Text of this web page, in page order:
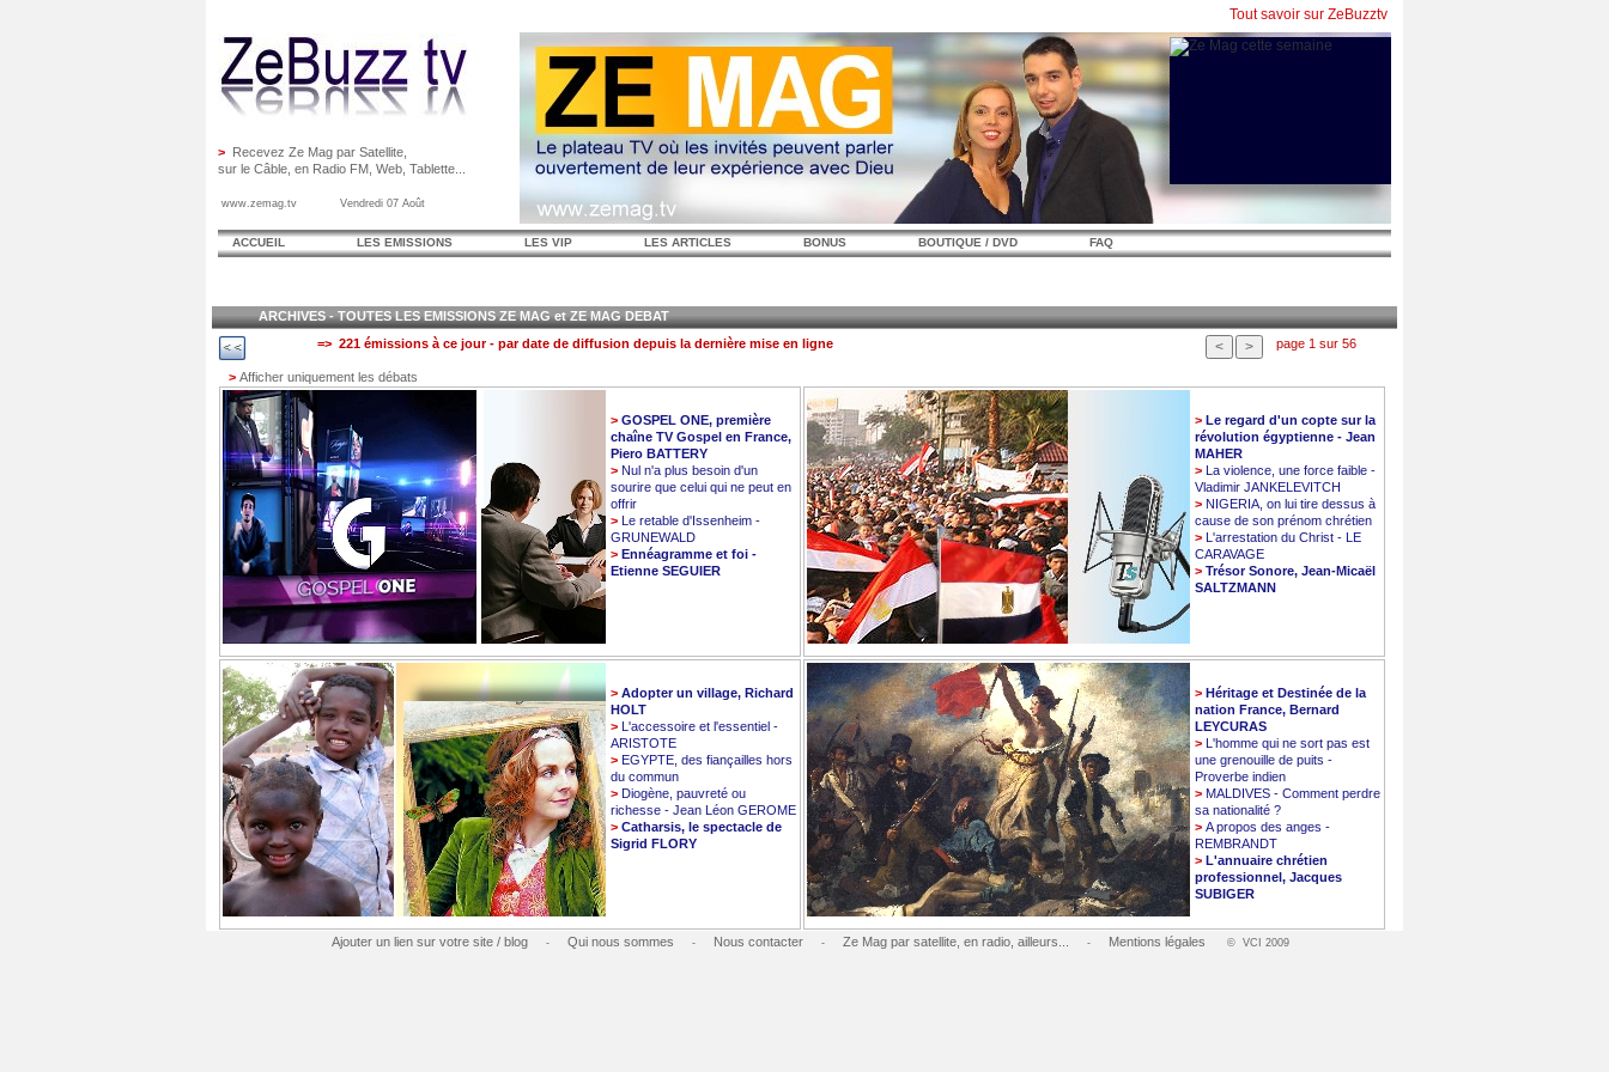
> Recevez Ze Mag par Satellite,
sur le Câble, en Radio FM, Web, Tablette...
www.zemag.tv Vendredi 07 Août
Tout savoir sur ZeBuzztv
ACCUEIL LES EMISSIONS LES VIP LES ARTICLES BONUS BOUTIQUE / DVD FAQ
ARCHIVES - TOUTES LES EMISSIONS ZE MAG et ZE MAG DEBAT
=> 221 émissions à ce jour - par date de diffusion depuis la dernière mise en ligne
page 1 sur 56
> Afficher uniquement les débats
> GOSPEL ONE, première
chaîne TV Gospel en France,
Piero BATTERY
> Nul n'a plus besoin d'un
sourire que celui qui ne peut en
offrir
> Le retable d'Issenheim -
GRUNEWALD
> Ennéagramme et foi -
Etienne SEGUIER
> Le regard d'un copte sur la
révolution égyptienne - Jean
MAHER
> La violence, une force faible -
Vladimir JANKELEVITCH
> NIGERIA, on lui tire dessus à
cause de son prénom chrétien
> L'arrestation du Christ - LE
CARAVAGE
> Trésor Sonore, Jean-Micaël
SALTZMANN
> Adopter un village, Richard
HOLT
> L'accessoire et l'essentiel -
ARISTOTE
> EGYPTE, des fiançailles hors
du commun
> Diogène, pauvreté ou
richesse - Jean Léon GEROME
> Catharsis, le spectacle de
Sigrid FLORY
> Héritage et Destinée de la
nation France, Bernard
LEYCURAS
> L'homme qui ne sort pas est
une grenouille de puits -
Proverbe indien
> MALDIVES - Comment perdre
sa nationalité ?
> A propos des anges -
REMBRANDT
> L'annuaire chrétien
professionnel, Jacques
SUBIGER
Ajouter un lien sur votre site / blog - Qui nous sommes - Nous contacter - Ze Mag par satellite, en radio, ailleurs... - Mentions légales © VCI 2009